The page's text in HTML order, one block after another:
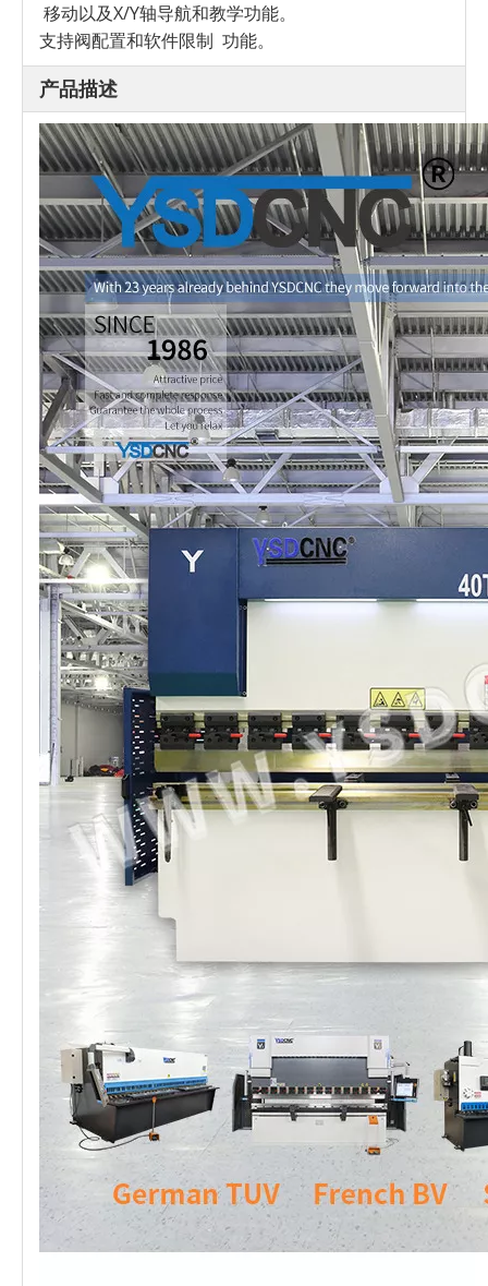
移动以及X/Y轴导航和教学功能。
支持阀配置和软件限制 功能。
产品描述